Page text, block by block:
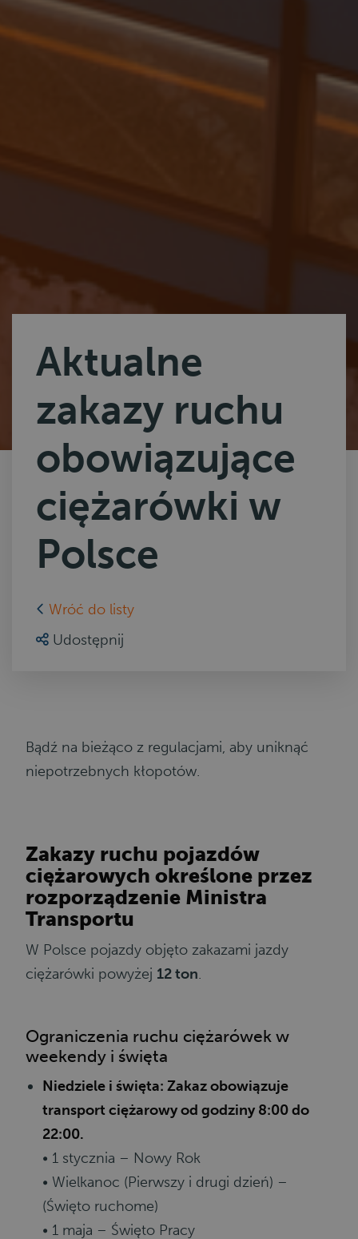
Aktualne
zakazy ruchu
obowiązujące
ciężarówki w
Polsce
Wróć do listy
Udostępnij
Bądź na bieżąco z regulacjami, aby uniknąć
niepotrzebnych kłopotów.
Zakazy ruchu pojazdów
ciężarowych określone przez
rozporządzenie Ministra
Transportu
W Polsce pojazdy objęto zakazami jazdy
ciężarówki powyżej 12 ton.
Ograniczenia ruchu ciężarówek w
weekendy i święta
Niedziele i święta: Zakaz obowiązuje
transport ciężarowy od godziny 8:00 do
22:00.
• 1 stycznia – Nowy Rok
• Wielkanoc (Pierwszy i drugi dzień) –
(Święto ruchome)
• 1 maja – Święto Pracy